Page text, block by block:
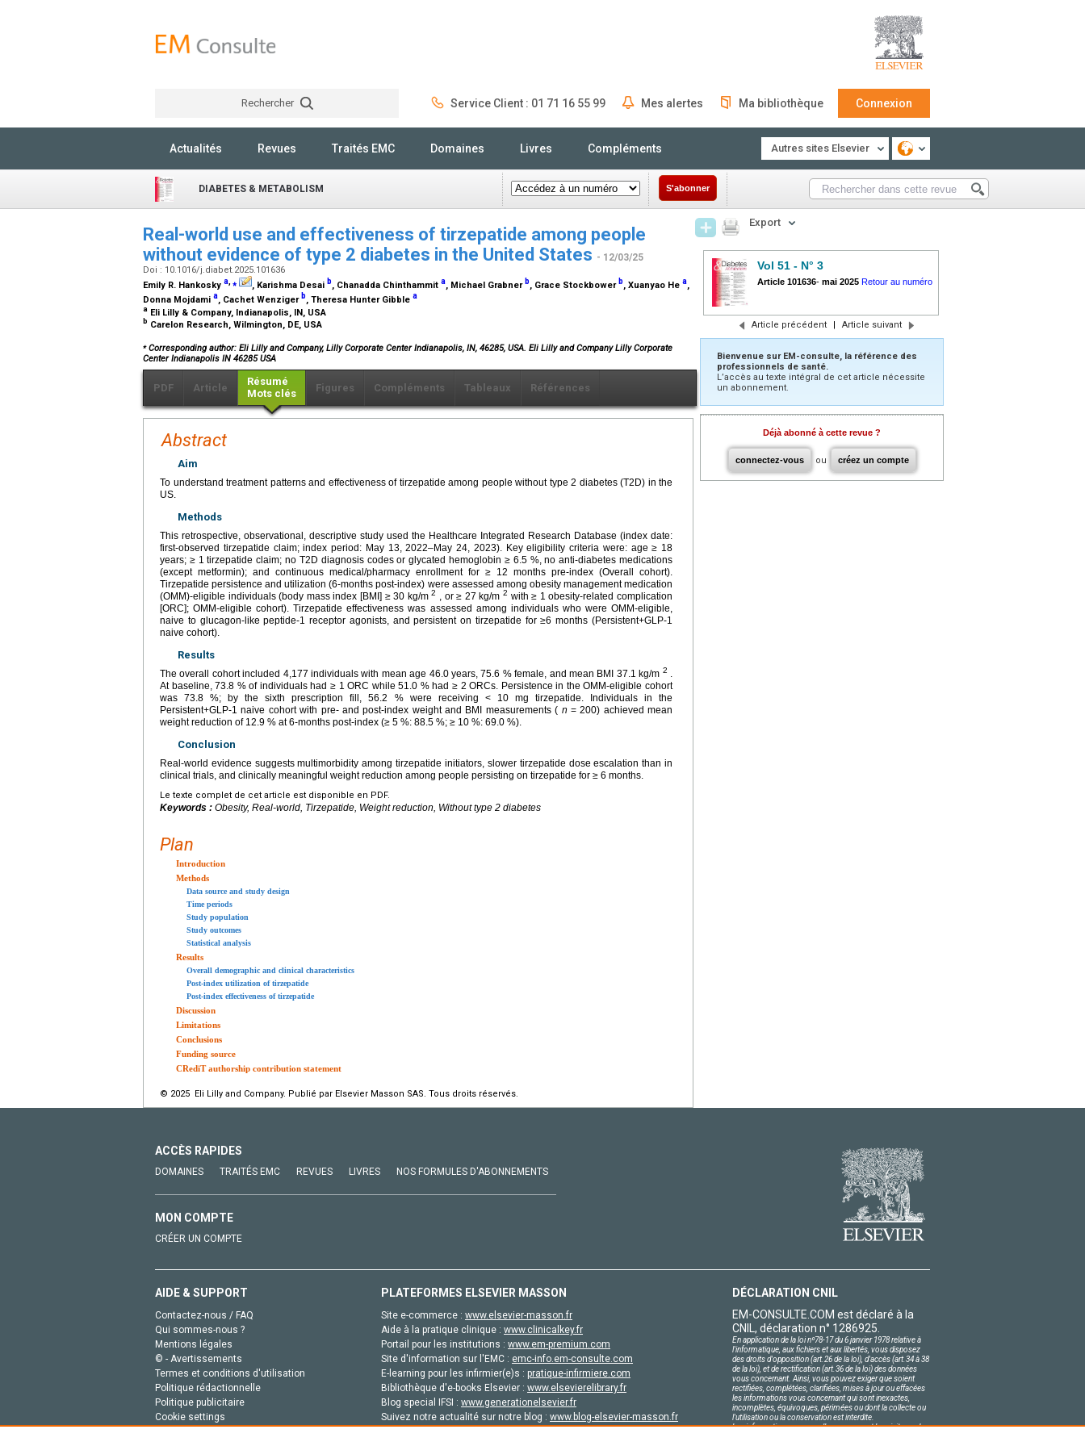
Rechercher Service Client : 01 71 16 55 99 Mes alertes Ma bibliothèque Connexion
Actualités Revues Traités EMC Domaines Livres Compléments Autres sites Elsevier
DIABETES & METABOLISM S'abonner
Real-world use and effectiveness of tirzepatide among people
without evidence of type 2 diabetes in the United States - 12/03/25
Doi : 10.1016/j.diabet.2025.101636
Emily R. Hankosky a,⁎ , Karishma Desai b, Chanadda Chinthammit a, Michael Grabner b, Grace Stockbower b, Xuanyao He a,
Donna Mojdami a, Cachet Wenziger b, Theresa Hunter Gibble a
a Eli Lilly & Company, Indianapolis, IN, USA
b Carelon Research, Wilmington, DE, USA
⁎Corresponding author: Eli Lilly and Company, Lilly Corporate Center Indianapolis, IN, 46285, USA. Eli Lilly and Company Lilly Corporate
Center Indianapolis IN 46285 USA
PDF Article
Résumé
Mots clés
Figures Compléments Tableaux Références
Abstract
Aim
To understand treatment patterns and effectiveness of tirzepatide among people without type 2 diabetes (T2D) in the
US.
Methods
This retrospective, observational, descriptive study used the Healthcare Integrated Research Database (index date:
first-observed tirzepatide claim; index period: May 13, 2022–May 24, 2023). Key eligibility criteria were: age ≥ 18
years; ≥ 1 tirzepatide claim; no T2D diagnosis codes or glycated hemoglobin ≥ 6.5 %, no anti-diabetes medications
(except metformin); and continuous medical/pharmacy enrollment for ≥ 12 months pre-index (Overall cohort).
Tirzepatide persistence and utilization (6-months post-index) were assessed among obesity management medication
(OMM)-eligible individuals (body mass index [BMI] ≥ 30 kg/m2 , or ≥ 27 kg/m2 with ≥ 1 obesity-related complication
[ORC]; OMM-eligible cohort). Tirzepatide effectiveness was assessed among individuals who were OMM-eligible,
naive to glucagon-like peptide-1 receptor agonists, and persistent on tirzepatide for ≥6 months (Persistent+GLP-1
naive cohort).
Results
The overall cohort included 4,177 individuals with mean age 46.0 years, 75.6 % female, and mean BMI 37.1 kg/m 2
At baseline, 73.8 % of individuals had ≥ 1 ORC while 51.0 % had ≥ 2 ORCs. Persistence in the OMM-eligible cohort
was 73.8 %; by the sixth prescription fill, 56.2 % were receiving < 10 mg tirzepatide. Individuals in the
Persistent+GLP-1 naive cohort with pre- and post-index weight and BMI measurements ( n = 200) achieved mean
weight reduction of 12.9 % at 6-months post-index (≥ 5 %: 88.5 %; ≥ 10 %: 69.0 %).
Conclusion
Real-world evidence suggests multimorbidity among tirzepatide initiators, slower tirzepatide dose escalation than in
clinical trials, and clinically meaningful weight reduction among people persisting on tirzepatide for ≥ 6 months.
Le texte complet de cet article est disponible en PDF.
Keywords : Obesity, Real-world, Tirzepatide, Weight reduction, Without type 2 diabetes
Plan
Introduction
Methods
Data source and study design
Time periods
Study population
Study outcomes
Statistical analysis
Results
Overall demographic and clinical characteristics
Post-index utilization of tirzepatide
Post-index effectiveness of tirzepatide
Discussion
Limitations
Conclusions
Funding source
CRediT authorship contribution statement
© 2025 Eli Lilly and Company. Publié par Elsevier Masson SAS. Tous droits réservés.
Export
Vol 51 - N° 3
Article 101636- mai 2025 Retour au numéro
Article précédent | Article suivant
Bienvenue sur EM-consulte, la référence des
professionnels de santé.
L’accès au texte intégral de cet article nécessite
un abonnement.
Déjà abonné à cette revue ?
connectez-vous ou créez un compte
ACCÈS RAPIDES
DOMAINES TRAITÉS EMC REVUES LIVRES NOS FORMULES D'ABONNEMENTS
MON COMPTE
CRÉER UN COMPTE
AIDE & SUPPORT
Contactez-nous / FAQ
Qui sommes-nous ?
Mentions légales
© - Avertissements
Termes et conditions d'utilisation
Politique rédactionnelle
Politique publicitaire
Cookie settings
PLATEFORMES ELSEVIER MASSON
Site e-commerce : www.elsevier-masson.fr
Aide à la pratique clinique : www.clinicalkey.fr
Portail pour les institutions : www.em-premium.com
Site d'information sur l'EMC : emc-info.em-consulte.com
E-learning pour les infirmier(e)s : pratique-infirmiere.com
Bibliothèque d'e-books Elsevier : www.elsevierelibrary.fr
Blog special IFSI : www.generationelsevier.fr
Suivez notre actualité sur notre blog : www.blog-elsevier-masson.fr
DÉCLARATION CNIL
EM-CONSULTE.COM est déclaré à la
CNIL, déclaration n° 1286925.
En application de la loi nº78-17 du 6 janvier 1978 relative à
l'informatique, aux fichiers et aux libertés, vous disposez
des droits d'opposition (art.26 de la loi), d'accès (art.34 à 38
de la loi), et de rectification (art.36 de la loi) des données
vous concernant. Ainsi, vous pouvez exiger que soient
rectifiées, complétées, clarifiées, mises à jour ou effacées
les informations vous concernant qui sont inexactes,
incomplètes, équivoques, périmées ou dont la collecte ou
l'utilisation ou la conservation est interdite.
Les informations personnelles concernant les visiteurs de